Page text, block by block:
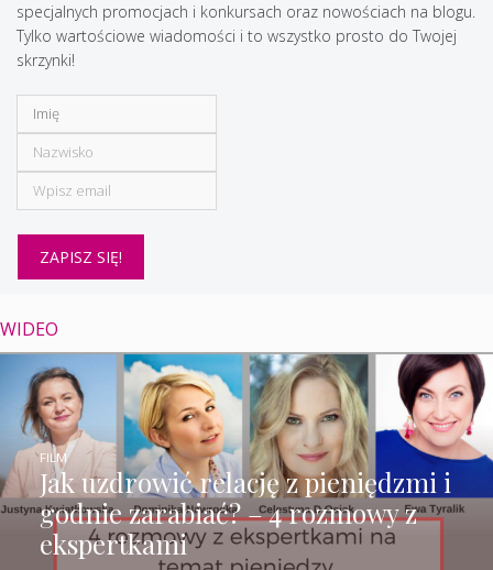
specjalnych promocjach i konkursach oraz nowościach na blogu.
Tylko wartościowe wiadomości i to wszystko prosto do Twojej
skrzynki!
WIDEO
Jak uzdrowić relację z pieniędzmi i
godnie zarabiać? – 4 rozmowy z
ekspertkami
FILM